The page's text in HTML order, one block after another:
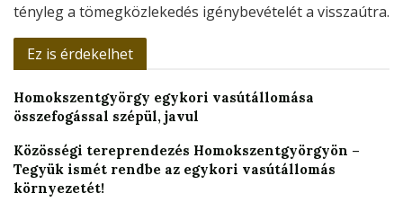
tényleg a tömegközlekedés igénybevételét a visszaútra.
Ez is érdekelhet
Homokszentgyörgy egykori vasútállomása
összefogással szépül, javul
Közösségi tereprendezés Homokszentgyörgyön –
Tegyük ismét rendbe az egykori vasútállomás
környezetét!